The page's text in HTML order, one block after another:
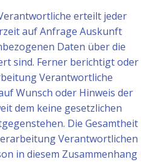
erteilt jeder
auf Anfrage Auskunft
Daten über die
sind. Ferner berichtigt oder
Verantwortliche
Wunsch oder Hinweis der
dem keine gesetzlichen
Die Gesamtheit
Verantwortlichen
in diesem Zusammenhang